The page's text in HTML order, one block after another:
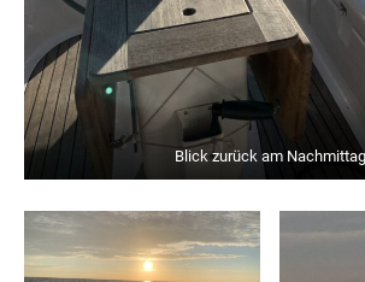
Blick zurück am Nachmittag